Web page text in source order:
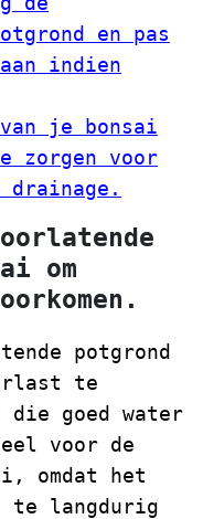
en pas
indien
je bonsai
zorgen voor
drainage.
om
potgrond
te
die goed water
voor de
omdat het
te langdurig